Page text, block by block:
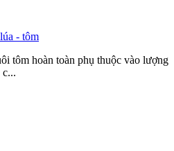
- tôm
tôm hoàn toàn phụ thuộc vào lượng
c...